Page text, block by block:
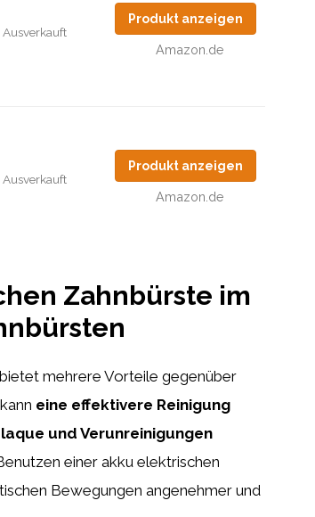
Ausverkauft
Produkt anzeigen
Amazon.de
Ausverkauft
Produkt anzeigen
Amazon.de
Zahnbürste im
mehrere Vorteile gegenüber
eine effektivere Reinigung
und Verunreinigungen
einer akku elektrischen
Bewegungen angenehmer und